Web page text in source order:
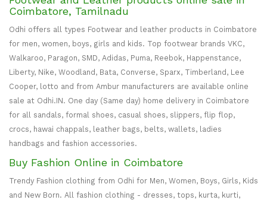
Coimbatore, Tamilnadu
Odhi offers all types Footwear and leather products in Coimbatore
for men, women, boys, girls and kids. Top footwear brands VKC,
Walkaroo, Paragon, SMD, Adidas, Puma, Reebok, Happenstance,
Liberty, Nike, Woodland, Bata, Converse, Sparx, Timberland, Lee
Cooper, lotto and from Ambur manufacturers are available online
sale at Odhi.IN. One day (Same day) home delivery in Coimbatore
for all sandals, formal shoes, casual shoes, slippers, flip flop,
crocs, hawai chappals, leather bags, belts, wallets, ladies
handbags and fashion accessories.
Buy Fashion Online in Coimbatore
Trendy Fashion clothing from Odhi for Men, Women, Boys, Girls, Kids
and New Born. All fashion clothing - dresses, tops, kurta, kurti,